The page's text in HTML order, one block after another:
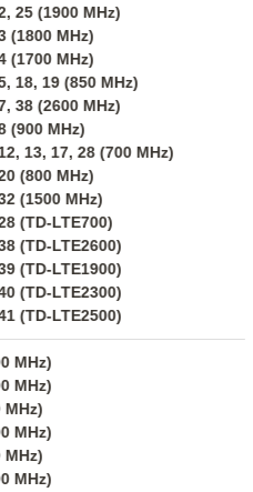
25 (1900 MHz)
(1800 MHz)
(1700 MHz)
18, 19 (850 MHz)
38 (2600 MHz)
(900 MHz)
13, 17, 28 (700 MHz)
(800 MHz)
(1500 MHz)
(TD-LTE700)
(TD-LTE2600)
(TD-LTE1900)
(TD-LTE2300)
(TD-LTE2500)
MHz)
MHz)
MHz)
MHz)
MHz)
MHz)